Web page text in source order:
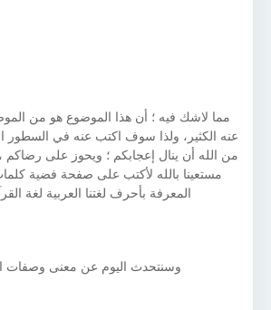
مما لاشك فيه ؛ أن هذا الموضوع هو من
عنه الكثير، ولذا سوف اكتب عنه في السطور
من الله أن ينال إعجابكم ؛ ويحوز على رضاكم
مستعينا بالله لأكتب على صفحة فضية
المعرفة بأحرف لغتنا العربية لغة
وسنتحدث اليوم عن معنى وصفات